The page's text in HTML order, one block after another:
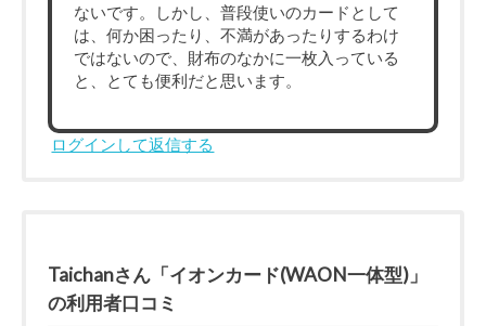
ないです。しかし、普段使いのカードとして
は、何か困ったり、不満があったりするわけ
ではないので、財布のなかに一枚入っている
と、とても便利だと思います。
ログインして返信する
Taichanさん「イオンカード(WAON一体型)」
の利用者口コミ